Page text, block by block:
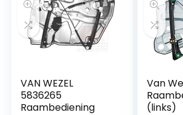
VAN WEZEL
5836265
Raambediening
Van
(links)